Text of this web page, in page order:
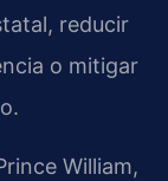
reducir
o mitigar
William,